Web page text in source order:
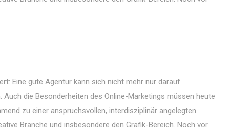
Eine gute Agentur kann sich nicht mehr nur darauf
die Besonderheiten des Online-Marketings müssen heute
zu einer anspruchsvollen, interdisziplinär angelegten
Branche und insbesondere den Grafik-Bereich. Noch vor